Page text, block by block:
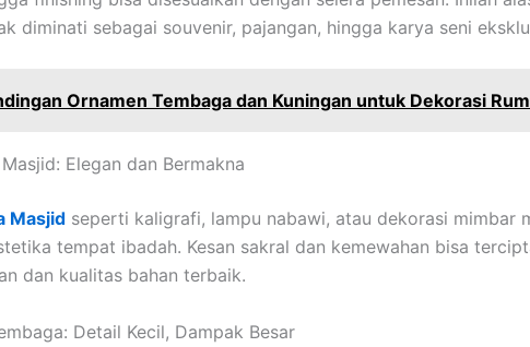
diminati sebagai souvenir, pajangan, hingga karya seni
Ornamen Tembaga dan Kuningan untuk Dekorasi
Elegan dan Bermakna
Masjid seperti kaligrafi, lampu nabawi, atau dekorasi mimbar
tempat ibadah. Kesan sakral dan kemewahan bisa
dan kualitas bahan terbaik.
Detail Kecil, Dampak Besar